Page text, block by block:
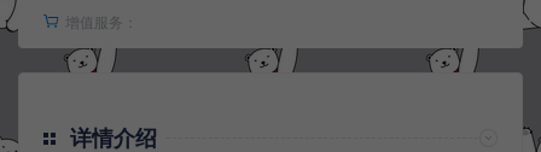
增值服务：
详情介绍